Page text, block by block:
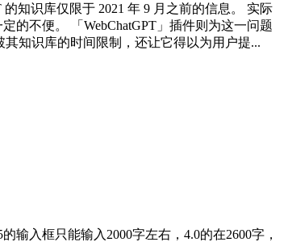
知识库仅限于 2021 年 9 月之前的信息。 实际
的不便。 「WebChatGPT」插件则为这一问题
知识库的时间限制，还让它得以为用户提...
入框只能输入2000字左右，4.0的在2600字，